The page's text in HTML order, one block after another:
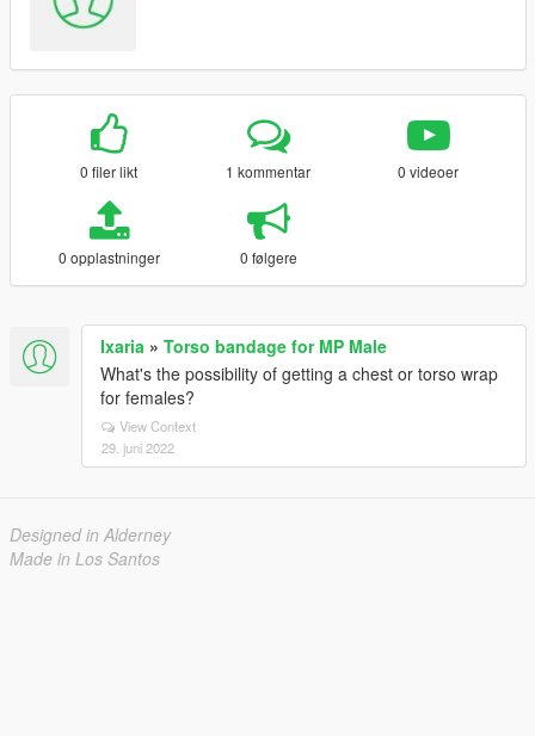
0 filer likt 1 kommentar 0 videoer
0 opplastninger 0 følgere
Ixaria » Torso bandage for MP Male
What's the possibility of getting a chest or torso wrap
for females?
View Context
29. juni 2022
Designed in Alderney
Made in Los Santos